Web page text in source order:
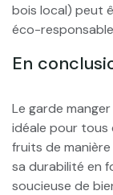
bois local) peut
éco-
En
Le garde
idéale pour tous
fruits de
sa durabilité en
soucieuse de